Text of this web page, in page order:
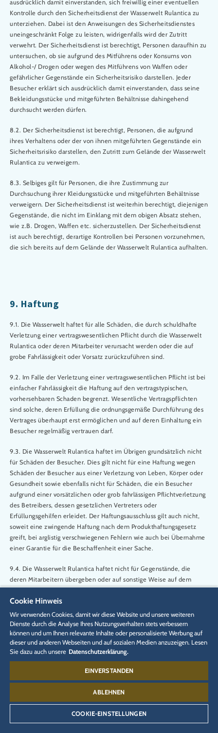
ausdrücklich damit einverstanden, sich freiwillig einer eventuellen
Kontrolle durch den Sicherheitsdienst der Wasserwelt Rulantica zu
unterziehen. Dabei ist den Anweisungen des Sicherheitsdienstes
uneingeschränkt Folge zu leisten, widrigenfalls wird der Zutritt
verwehrt. Der Sicherheitsdienst ist berechtigt, Personen daraufhin zu
untersuchen, ob sie aufgrund des Mitführens oder Konsums von
Alkohol-/ Drogen oder wegen des Mitführens von Waffen oder
gefährlicher Gegenstände ein Sicherheitsrisiko darstellen. Jeder
Besucher erklärt sich ausdrücklich damit einverstanden, dass seine
Bekleidungsstücke und mitgeführten Behältnisse dahingehend
durchsucht werden dürfen.
8.2. Der Sicherheitsdienst ist berechtigt, Personen, die aufgrund
ihres Verhaltens oder der von ihnen mitgeführten Gegenstände ein
Sicherheitsrisiko darstellen, den Zutritt zum Gelände der Wasserwelt
Rulantica zu verweigern.
8.3. Selbiges gilt für Personen, die ihre Zustimmung zur
Durchsuchung ihrer Kleidungsstücke und mitgeführten Behältnisse
verweigern. Der Sicherheitsdienst ist weiterhin berechtigt, diejenigen
Gegenstände, die nicht im Einklang mit dem obigen Absatz stehen,
wie z.B. Drogen, Waffen etc. sicherzustellen. Der Sicherheitsdienst
ist auch berechtigt, derartige Kontrollen bei Personen vorzunehmen,
die sich bereits auf dem Gelände der Wasserwelt Rulantica aufhalten.
9. Haftung
9.1. Die Wasserwelt haftet für alle Schäden, die durch schuldhafte
Verletzung einer vertragswesentlichen Pflicht durch die Wasserwelt
Rulantica oder deren Mitarbeiter verursacht werden oder die auf
grobe Fahrlässigkeit oder Vorsatz zurückzuführen sind.
9.2. Im Falle der Verletzung einer vertragswesentlichen Pflicht ist bei
einfacher Fahrlässigkeit die Haftung auf den vertragstypischen,
vorhersehbaren Schaden begrenzt. Wesentliche Vertragspflichten
sind solche, deren Erfüllung die ordnungsgemäße Durchführung des
Vertrages überhaupt erst ermöglichen und auf deren Einhaltung ein
Besucher regelmäßig vertrauen darf.
9.3. Die Wasserwelt Rulantica haftet im Übrigen grundsätzlich nicht
für Schäden der Besucher. Dies gilt nicht für eine Haftung wegen
Schäden der Besucher aus einer Verletzung von Leben, Körper oder
Gesundheit sowie ebenfalls nicht für Schäden, die ein Besucher
aufgrund einer vorsätzlichen oder grob fahrlässigen Pflichtverletzung
des Betreibers, dessen gesetzlichen Vertreters oder
Erfüllungsgehilfen erleidet. Der Haftungsausschluss gilt auch nicht,
soweit eine zwingende Haftung nach dem Produkthaftungsgesetz
greift, bei arglistig verschwiegenen Fehlern wie auch bei Übernahme
einer Garantie für die Beschaffenheit einer Sache.
9.4. Die Wasserwelt Rulantica haftet nicht für Gegenstände, die
deren Mitarbeitern übergeben oder auf sonstige Weise auf dem
Gegenstände (beispielsweise Handys, Schmuck, Fotoapparate,
Kameras, Kleidungsstücke etc.), die während der Benutzung von
bestimmten Teilbereichen oder Rutschbahnen beschädigt oder
zerstört werden bzw. verloren gehen, wird keine Haftung
übernommen.
nächsten Mitarbeiter zu übergeben oder im Fundbüro im
Angaben zum genauen Fundort und der Fundzeit zu machen.
Aufbewahrungsfrist aufbewahrt.
Cookie Hinweis
Wir verwenden Cookies, damit wir diese Website und unsere weiteren
Dienste durch die Analyse Ihres Nutzungsverhalten stets verbessern
können und um Ihnen relevante Inhalte oder personalisierte Werbung auf
dieser und anderen Webseiten und auf sozialen Medien anzuzeigen. Lesen
Sie dazu auch unsere Datenschutzerklärung.
EINVERSTANDEN
ABLEHNEN
COOKIE-EINSTELLUNGEN